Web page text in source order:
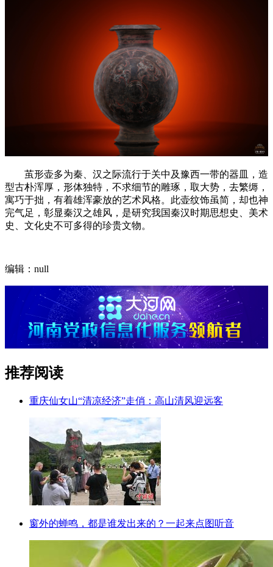
茧形壶多为秦、汉之际流行于关中及豫西一带的器皿，造
型古朴浑厚，形体独特，不求细节的雕琢，取大势，去繁缛，
寓巧于拙，有着雄浑豪放的艺术风格。此壶纹饰虽简，却也神
完气足，彰显秦汉之雄风，是研究我国秦汉时期思想史、美术
史、文化史不可多得的珍贵文物。
编辑：null
推荐阅读
重庆仙女山“清凉经济”走俏：高山清风迎远客
窗外的蝉鸣，都是谁发出来的？一起来点图听音